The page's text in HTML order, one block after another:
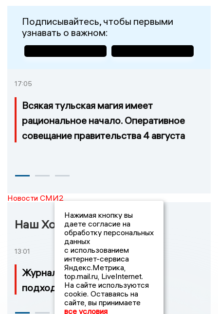
Подписывайтесь, чтобы первыми
узнавать о важном:
17:05
Всякая тульская магия имеет
рациональное начало. Оперативное
совещание правительства 4 августа
Новости СМИ2
Наш Хоккей
13:01
Журналист считает Тарасенко
подходящим для «Монреаля»
Нажимая кнопку вы
даете согласие на
обработку персональных
данных
с использованием
интернет-сервиса
Яндекс.Метрика,
top.mail.ru, LiveInternet.
На сайте используются
cookie. Оставаясь на
сайте, вы принимаете
все условия